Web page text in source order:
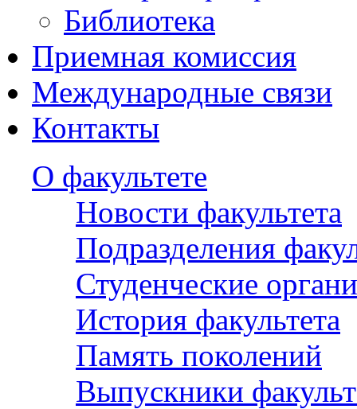
Библиотека
Приемная комиссия
Международные связи
Контакты
О факультете
Новости факультета
Подразделения
Студенческие
История факультета
Память поколений
Выпускники